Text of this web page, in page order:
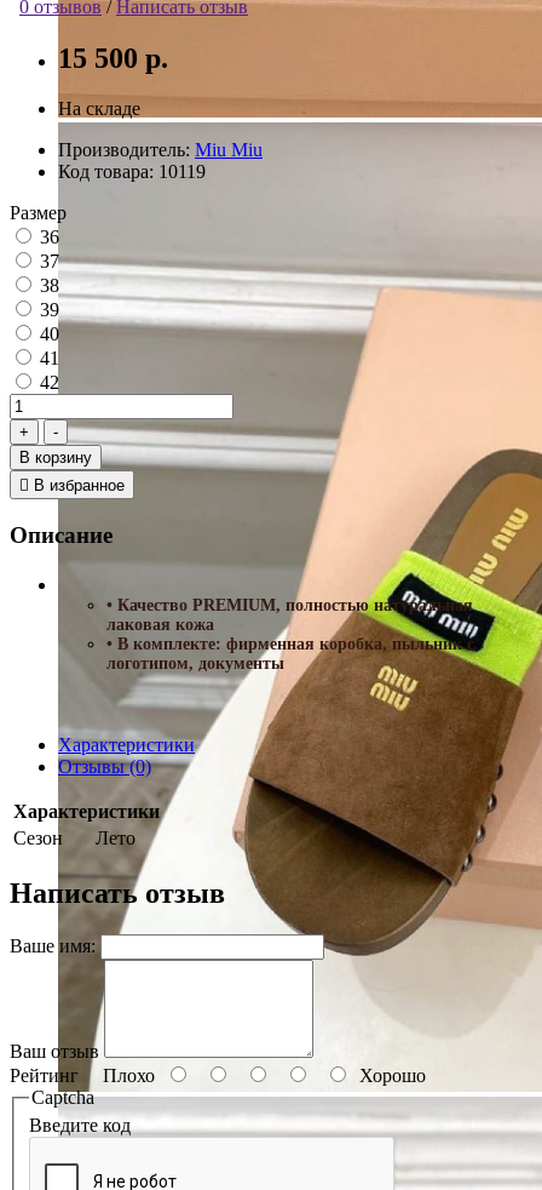
0 отзывов/Написать отзыв
15 500 р.
На складе
Производитель: Miu Miu
Код товара: 10119
Размер
36
37
38
39
40
41
42
В корзину
В избранное
Описание
• Качество PREMIUM, полностью натуральная
лаковая кожа
• В комплекте: фирменная коробка, пыльник с
логотипом, документы
Характеристики
Отзывы (0)
Характеристики
Сезон
Лето
Написать отзыв
Ваше имя:
Ваш отзыв
Рейтинг Плохо
Хорошо
Captcha
Введите код